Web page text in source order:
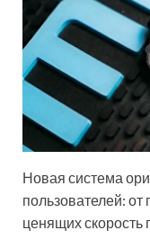
Новая система
пользователей:
ценящих скорость